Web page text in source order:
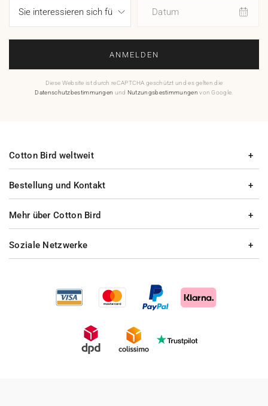
Datum
ANMELDEN
Diese Website ist durch reCAPTCHA geschützt und es gelten die
Datenschutzbestimmungen und Nutzungsbestimmungen von Google.
Bestellung und Kontakt
Mehr über Cotton Bird
Cotton Bird weltweit
Soziale Netzwerke